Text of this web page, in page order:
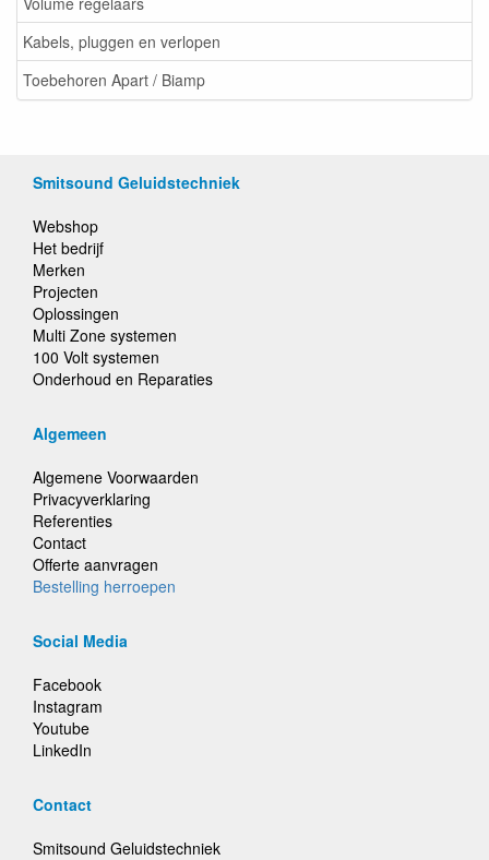
Kabels, pluggen en verlopen
Toebehoren Apart / Biamp
Smitsound Geluidstechniek
Webshop
Het bedrijf
Merken
Projecten
Oplossingen
Multi Zone systemen
100 Volt systemen
Onderhoud en Reparaties
Algemeen
Algemene Voorwaarden
Privacyverklaring
Referenties
Contact
Offerte aanvragen
Bestelling herroepen
Social Media
Facebook
Instagram
Youtube
LinkedIn
Contact
Smitsound Geluidstechniek